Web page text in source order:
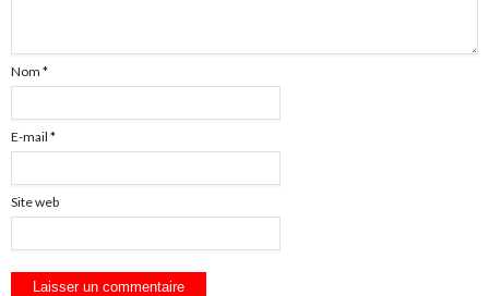
Nom *
E-mail *
Site web